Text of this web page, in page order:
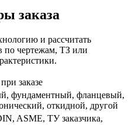
заказа
и рассчитать
по чертежам, ТЗ или
заказе
фундаментный, фланцевый,
откидной, другой
ASME, ТУ заказчика,